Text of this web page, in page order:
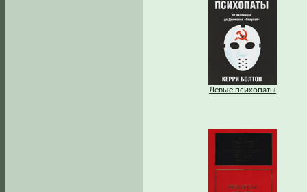
Левые психопаты